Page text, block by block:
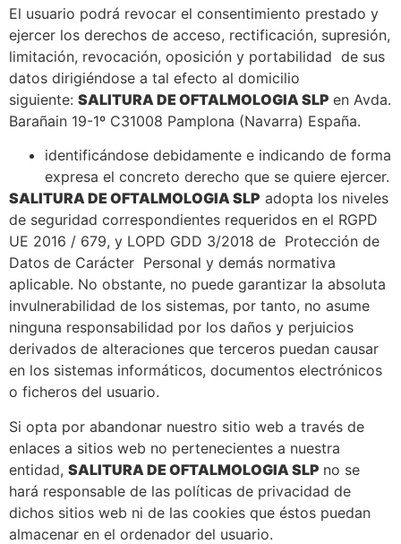
El usuario podrá revocar el consentimiento prestado y
ejercer los derechos de acceso, rectificación, supresión,
limitación, revocación, oposición y portabilidad de sus
datos dirigiéndose a tal efecto al domicilio
siguiente: SALITURA DE OFTALMOLOGIA SLP en Avda.
Barañain 19-1º C31008 Pamplona (Navarra) España.
identificándose debidamente e indicando de forma
expresa el concreto derecho que se quiere ejercer.
SALITURA DE OFTALMOLOGIA SLP adopta los niveles
de seguridad correspondientes requeridos en el RGPD
UE 2016 / 679, y LOPD GDD 3/2018 de Protección de
Datos de Carácter Personal y demás normativa
aplicable. No obstante, no puede garantizar la absoluta
invulnerabilidad de los sistemas, por tanto, no asume
ninguna responsabilidad por los daños y perjuicios
derivados de alteraciones que terceros puedan causar
en los sistemas informáticos, documentos electrónicos
o ficheros del usuario.
Si opta por abandonar nuestro sitio web a través de
enlaces a sitios web no pertenecientes a nuestra
entidad, SALITURA DE OFTALMOLOGIA SLP no se
hará responsable de las políticas de privacidad de
dichos sitios web ni de las cookies que éstos puedan
almacenar en el ordenador del usuario.